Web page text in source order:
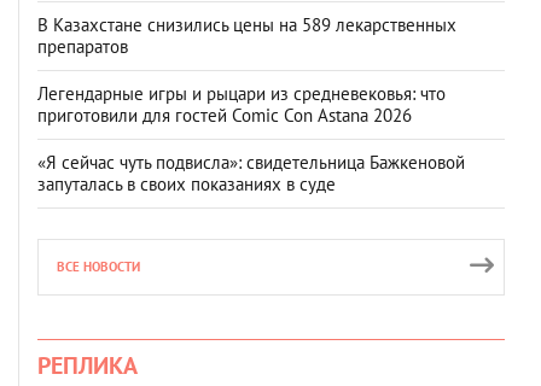
В Казахстане снизились цены на 589 лекарственных
препаратов
Легендарные игры и рыцари из средневековья: что
приготовили для гостей Comic Con Astana 2026
«Я сейчас чуть подвисла»: свидетельница Бажкеновой
запуталась в своих показаниях в суде
ВСЕ НОВОСТИ
РЕПЛИКА